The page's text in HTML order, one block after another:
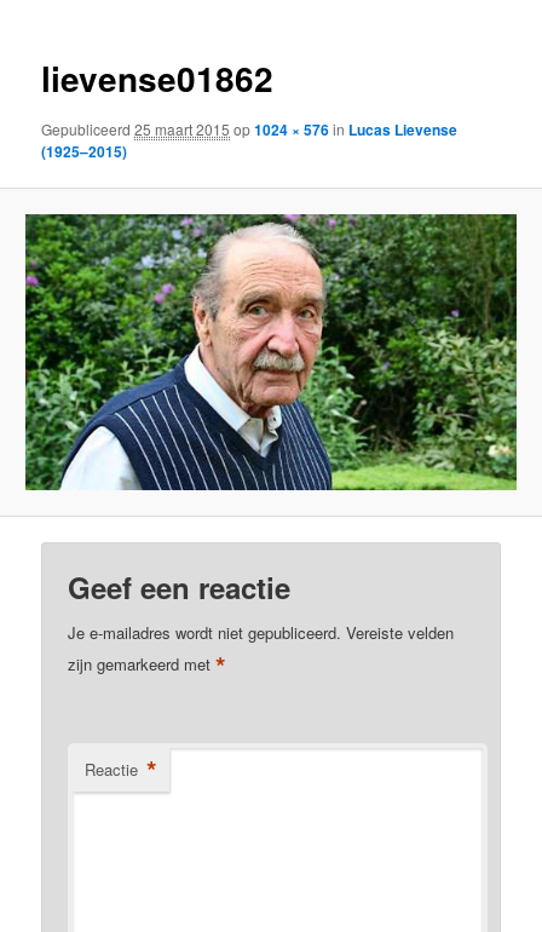
lievense01862
Gepubliceerd25 maart 2015 op1024 × 576in Lucas Lievense
(1925–2015)
Geef een reactie
Je e-mailadres wordt niet gepubliceerd. Vereiste velden
zijn gemarkeerd met*
Reactie *